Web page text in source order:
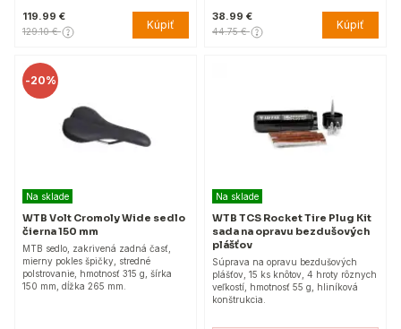
119.99 €
129.10 € Kúpiť
38.99 €
44.75 € Kúpiť
-20%
Na sklade
WTB Volt Cromoly Wide sedlo
čierna 150 mm
MTB sedlo, zakrivená zadná časť,
mierny pokles špičky, stredné
polstrovanie, hmotnosť 315 g, šírka
150 mm, dĺžka 265 mm.
Na sklade
WTB TCS Rocket Tire Plug Kit
sada na opravu bezdušových
plášťov
Súprava na opravu bezdušových
plášťov, 15 ks knôtov, 4 hroty rôznych
veľkostí, hmotnosť 55 g, hliníková
konštrukcia.